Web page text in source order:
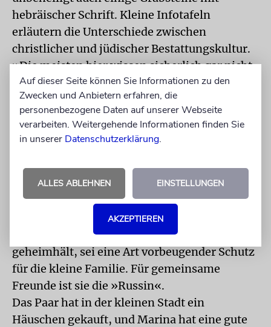
hebräischer Schrift. Kleine Infotafeln
erläutern die Unterschiede zwischen
christlicher und jüdischer Bestattungskultur.
»Die meisten hier wissen sicherlich gar nicht,
dass dies jüdische Symbole sind«, glaubt
Marina. Überhaupt erlebe sie in Sachsen eine
große Unwissenheit und Reserviertheit
gegenüber allem, was nicht »deutsch« sei. Die
Verwandtschaft, doch weiter ausführen
möchte sie das nicht. »Mein Mann war nie
religiös, doch ich habe von Anfang an zur
Bedingung gemacht, dass er mich als Jüdin
akzeptiert.« Dass sie ihr Judentum
geheimhält, sei eine Art vorbeugender Schutz
für die kleine Familie. Für gemeinsame
Freunde ist sie die »Russin«.
Das Paar hat in der kleinen Stadt ein
Häuschen gekauft, und Marina hat eine gute
Auf dieser Seite können Sie Informationen zu den
Zwecken und Anbietern erfahren, die
personenbezogene Daten auf unserer Webseite
verarbeiten. Weitergehende Informationen finden Sie
in unserer Datenschutzerklärung.
ALLES ABLEHNEN EINSTELLUNGEN
AKZEPTIEREN